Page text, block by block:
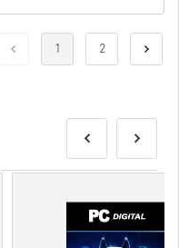
1 2